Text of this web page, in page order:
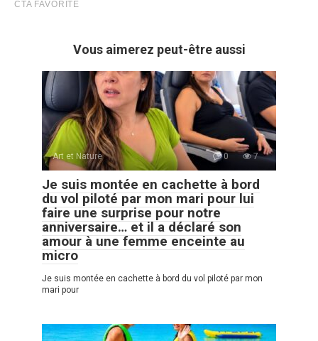
Vous aimerez peut-être aussi
Art et Nature 0 7
Je suis montée en cachette à bord
du vol piloté par mon mari pour lui
faire une surprise pour notre
anniversaire… et il a déclaré son
amour à une femme enceinte au
micro
Je suis montée en cachette à bord du vol piloté par mon
mari pour